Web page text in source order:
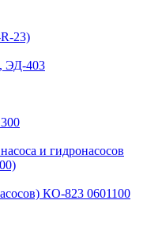
23)
ЭД-403
и гидронасосов
КО-823 0601100